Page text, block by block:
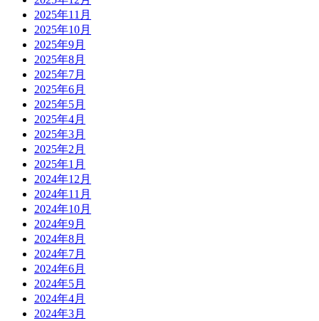
2025年11月
2025年10月
2025年9月
2025年8月
2025年7月
2025年6月
2025年5月
2025年4月
2025年3月
2025年2月
2025年1月
2024年12月
2024年11月
2024年10月
2024年9月
2024年8月
2024年7月
2024年6月
2024年5月
2024年4月
2024年3月